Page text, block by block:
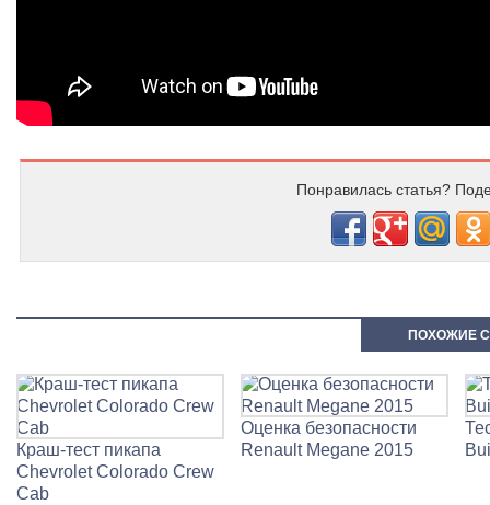
Понравилась статья?
ПОХОЖИЕ
Краш-тест пикапа
Chevrolet Colorado Crew
Cab
Оценка безопасности
Renault Megane 2015